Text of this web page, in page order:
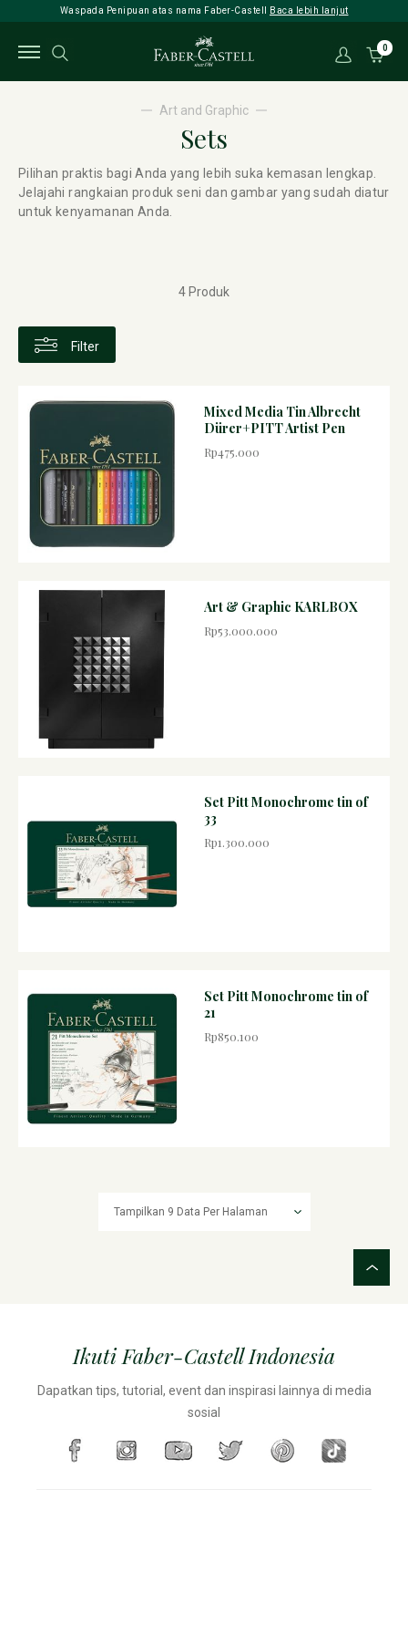
Waspada Penipuan atas nama Faber-Castell Baca lebih lanjut
0
Art and Graphic
Sets
Pilihan praktis bagi Anda yang lebih suka kemasan lengkap.
Jelajahi rangkaian produk seni dan gambar yang sudah diatur
untuk kenyamanan Anda.
Filter
4 Produk
Mixed Media Tin Albrecht
Dürer+PITT Artist Pen
Rp475.000
Art & Graphic KARLBOX
Rp53.000.000
Set Pitt Monochrome tin of
33
Rp1.300.000
Set Pitt Monochrome tin of
21
Rp850.100
Ikuti Faber-Castell Indonesia
Dapatkan tips, tutorial, event dan inspirasi lainnya di media
sosial